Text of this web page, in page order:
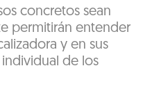
concretos sean
permitirán entender
y en sus
de los